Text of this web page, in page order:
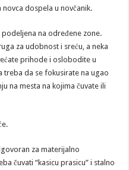
dospela u novčanik.
podeljena na određene zone.
za udobnost i sreću, a neka
prihode i oslobodite u
da se fokusirate na ugao
na mesta na kojima čuvate ili
za materijalno
čuvati “kasicu prasicu” i stalno